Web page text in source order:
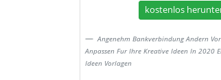
kostenlos
Angenehm Bankverbindung Andern
Anpassen Fur Ihre Kreative Ideen In 2020
Ideen Vorlagen